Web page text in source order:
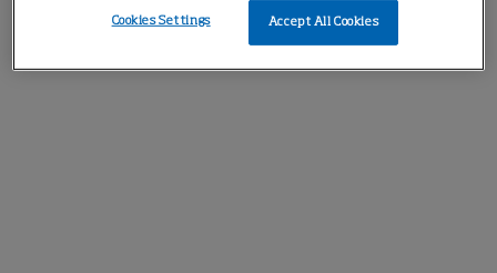
Accept All Cookies
Cookies Settings